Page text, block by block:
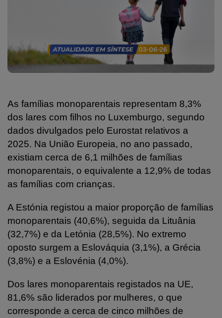
As famílias monoparentais representam 8,3%
dos lares com filhos no Luxemburgo, segundo
dados divulgados pelo Eurostat relativos a
2025. Na União Europeia, no ano passado,
existiam cerca de 6,1 milhões de famílias
monoparentais, o equivalente a 12,9% de todas
as famílias com crianças.
A Estónia registou a maior proporção de famílias
monoparentais (40,6%), seguida da Lituânia
(32,7%) e da Letónia (28,5%). No extremo
oposto surgem a Eslováquia (3,1%), a Grécia
(3,8%) e a Eslovénia (4,0%).
Dos lares monoparentais registados na UE,
81,6% são liderados por mulheres, o que
corresponde a cerca de cinco milhões de